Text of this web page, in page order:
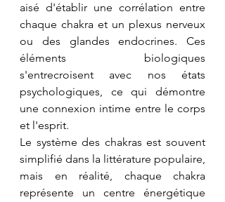
aisé d'établir une corrélation entre
chaque chakra et un plexus nerveux
ou des glandes endocrines. Ces
éléments biologiques
s'entrecroisent avec nos états
psychologiques, ce qui démontre
une connexion intime entre le corps
et l'esprit.
Le système des chakras est souvent
simplifié dans la littérature populaire,
mais en réalité, chaque chakra
représente un centre énergétique